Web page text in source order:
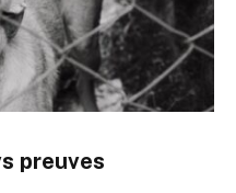
preuves